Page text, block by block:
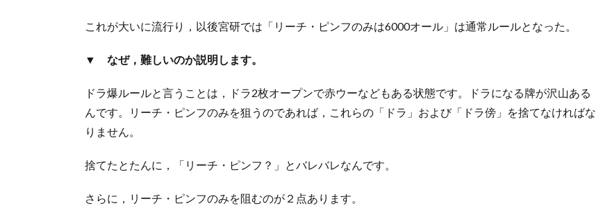
これが大いに流行り，以後宮研では「リーチ・ピンフのみは6000オール」は通常ルールとなった。
▼ なぜ，難しいのか説明します。
ドラ爆ルールと言うことは，ドラ2枚オープンで赤ウーなどもある状態です。ドラになる牌が沢山ある
んです。リーチ・ピンフのみを狙うのであれば，これらの「ドラ」および「ドラ傍」を捨てなければな
りません。
捨てたとたんに，「リーチ・ピンフ？」とバレバレなんです。
さらに，リーチ・ピンフのみを阻むのが２点あります。